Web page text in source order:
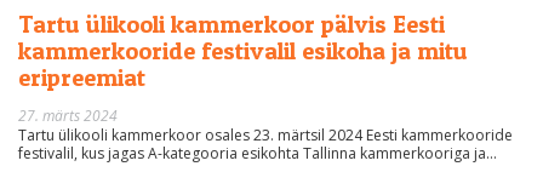
Tartu ülikooli kammerkoor pälvis Eesti
kammerkooride festivalil esikoha ja mitu
eripreemiat
27. märts 2024
Tartu ülikooli kammerkoor osales 23. märtsil 2024 Eesti kammerkooride
festivalil, kus jagas A-kategooria esikohta Tallinna kammerkooriga ja...